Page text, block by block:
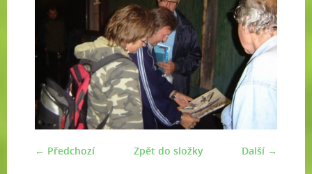
← Předchozí Další →
Zpět do složky